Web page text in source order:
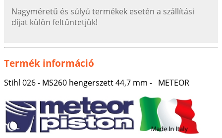
Nagyméretű és súlyú termékek esetén a szállítási
díjat külön feltűntetjük!
Termék információ
Stihl 026 - MS260 hengerszett 44,7 mm - METEOR